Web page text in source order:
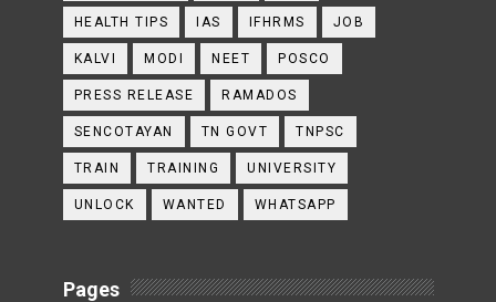
HEALTH TIPS IAS IFHRMS JOB
KALVI MODI NEET POSCO
PRESS RELEASE RAMADOS
SENCOTAYAN TN GOVT TNPSC
TRAIN TRAINING UNIVERSITY
UNLOCK WANTED WHATSAPP
Pages